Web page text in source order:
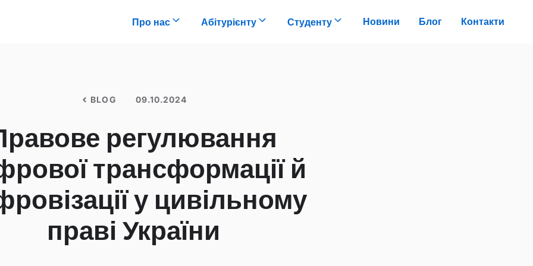
Про нас Абітурієнту Студенту Новини Блог Контакти
09.10.2024
BLOG
регулювання
трансформації й
у цивільному
праві України